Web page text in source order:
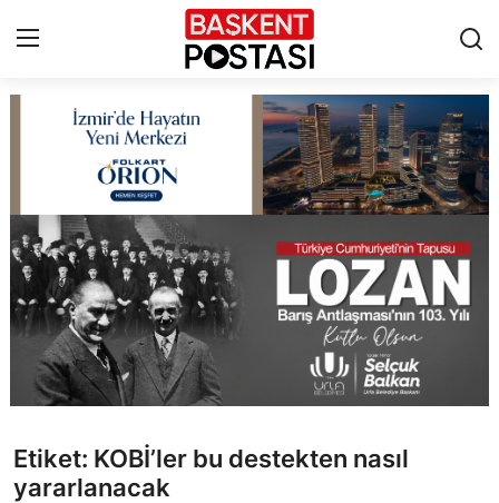
Çerez Politikası
Künye
Ankara
TBMM
Cumhurbaşkanlığı
Etiket: KOBİ’ler bu destekten nasıl
yararlanacak